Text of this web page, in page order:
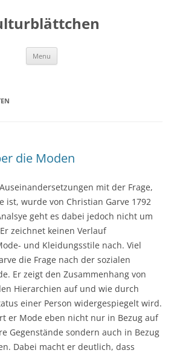
Menu
die Moden
mit der Frage,
ist, wurde von Christian Garve 1792
geht es dabei jedoch nicht um
zeichnet keinen Verlauf
und Kleidungsstile nach. Viel
die Frage nach der sozialen
Er zeigt den Zusammenhang von
Hierarchien auf und wie durch
einer Person widergespiegelt wird.
er Mode eben nicht nur in Bezug auf
Gegenstände sondern auch in Bezug
Dabei macht er deutlich, dass